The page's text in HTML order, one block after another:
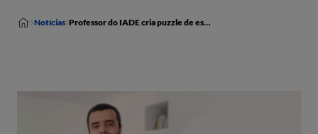
Notícias Professor do IADE cria puzzle de estimulação cognitiva